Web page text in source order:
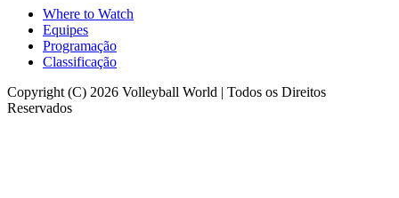
Where to Watch
Equipes
Programação
Classificação
Copyright (C) 2026 Volleyball World | Todos os Direitos
Reservados